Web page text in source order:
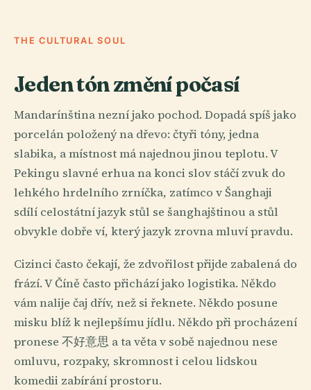
THE CULTURAL SOUL
Jeden tón změní počasí
Mandarínština nezní jako pochod. Dopadá spíš jako
porcelán položený na dřevo: čtyři tóny, jedna
slabika, a místnost má najednou jinou teplotu. V
Pekingu slavné erhua na konci slov stáčí zvuk do
lehkého hrdelního zrníčka, zatímco v Šanghaji
sdílí celostátní jazyk stůl se šanghajštinou a stůl
obvykle dobře ví, který jazyk zrovna mluví pravdu.
Cizinci často čekají, že zdvořilost přijde zabalená do
frází. V Číně často přichází jako logistika. Někdo
vám nalije čaj dřív, než si řeknete. Někdo posune
misku blíž k nejlepšímu jídlu. Někdo při procházení
pronese 不好意思 a ta věta v sobě najednou nese
omluvu, rozpaky, skromnost i celou lidskou
komedii zabírání prostoru.